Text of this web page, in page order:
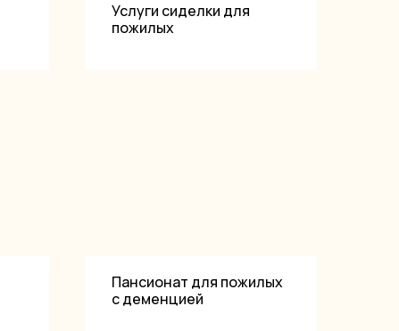
Услуги сиделки для
пожилых
Пансионат для пожилых
с деменцией